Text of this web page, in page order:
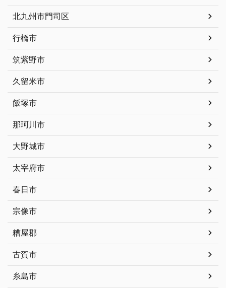
北九州市門司区
行橋市
筑紫野市
久留米市
飯塚市
那珂川市
大野城市
太宰府市
春日市
宗像市
糟屋郡
古賀市
糸島市